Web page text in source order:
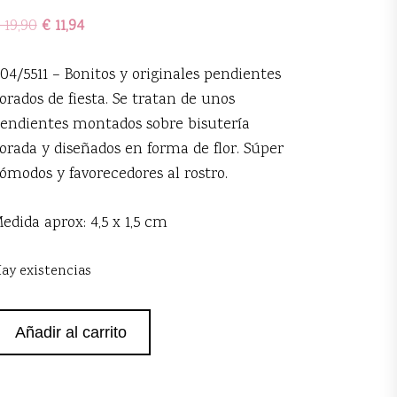
19,90 €11,94
5511 – Bonitos y originales pendientes
de fiesta. Se tratan de unos
montados sobre bisutería
y diseñados en forma de flor. Súper
y favorecedores al rostro.
aprox: 4,5 x 1,5 cm
existencias
Añadir al carrito